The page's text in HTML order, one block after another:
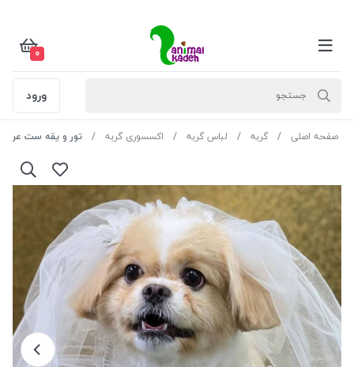
0
ورود
صفحه اصلی گربه لباس گربه اکسسوری گربه تور و یقه ست